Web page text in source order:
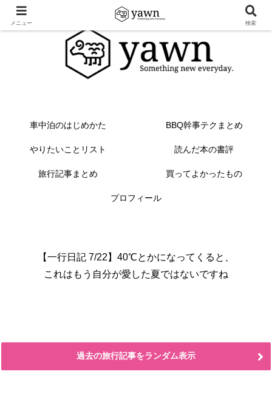
車中泊のはじめかた BBQ幹事テクまとめ
やりたいことリスト 読んだ本の書評
旅行記事まとめ 買ってよかったもの
プロフィール
【一行日記 7/22】40℃とかになってくると、
これはもう自分が愛した夏ではないですね
過去の旅行記事をランダム表示
メニュー 検索